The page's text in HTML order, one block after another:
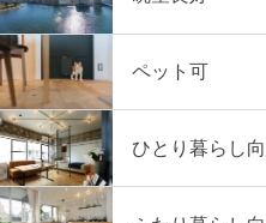
ペット可
ひとり暮らし